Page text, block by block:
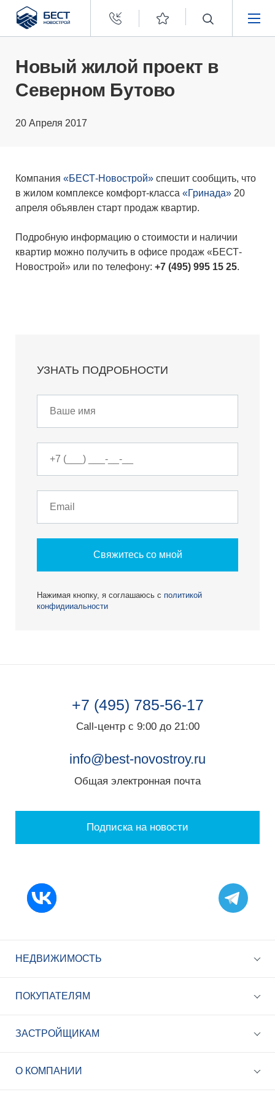
Бест
Новострой
ПОКУПАТЕЛЯМ
ЗАСТРОЙЩИКАМ
+7 (495) 785-56-17
Новый жилой проект в
Северном Бутово
20 Апреля 2017
Компания «БЕСТ-Новострой» спешит сообщить, что
в жилом комплексе комфорт-класса «Гринада» 20
апреля объявлен старт продаж квартир.
Подробную информацию о стоимости и наличии
квартир можно получить в офисе продаж «БЕСТ-
Новострой» или по телефону: +7 (495) 995 15 25.
УЗНАТЬ ПОДРОБНОСТИ
Свяжитесь со мной
Нажимая кнопку, я соглашаюсь с политикой
конфидииальности
+7 (495) 785-56-17
Call-центр с 9:00 до 21:00
info@best-novostroy.ru
Общая электронная почта
Подписка на новости
НЕДВИЖИМОСТЬ
ПОКУПАТЕЛЯМ
ЗАСТРОЙЩИКАМ
О КОМПАНИИ